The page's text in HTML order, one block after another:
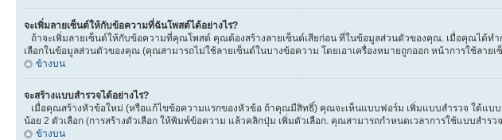
จะเพิ่มลายเซ็นต์ให้กับข้อความที่ฉันโพสต์ได้อย่างไร?
ถ้าจะเพิ่มลายเซ็นต์ให้กับข้อความที่คุณโพสต์ คุณต้องสร้างลายเซ็นต์เสียก่อน ที่ในข้อมูลส่วนตัวของคุณ. เมื่อคุณได้ท
เลือกในข้อมูลส่วนตัวของคุณ (คุณสามารถไม่ใช้ลายเซ็นต์ในบางข้อความ โดยเอาเครื่องหมายถูกออก หน้าการใช้ลาย
ข้างบน
จะสร้างแบบสำรวจได้อย่างไร?
เมื่อคุณสร้างหัวข้อใหม่ (หรือแก้ไขข้อความแรกของหัวข้อ ถ้าคุณมีสิทธิ์) คุณจะเห็นแบบฟอร์ม เพิ่มแบบสำรวจ ใต้แ
น้อย 2 ตัวเลือก (การสร้างตัวเลือก ให้พิมพ์ข้อความ แล้วคลิกปุ่ม เพิ่มตัวเลือก. คุณสามารถกำหนดเวลาการใช้แบบสำร
ข้างบน